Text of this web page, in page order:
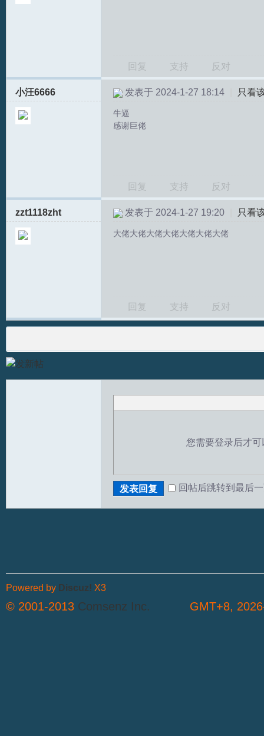
回复 支持 反对
小汪6666 发表于 2024-1-27 18:14 只看
牛逼
感谢巨佬
回复 支持 反对
zzt1118zht 发表于 2024-1-27 19:20 只看
大佬大佬大佬大佬大佬大佬大佬
回复 支持 反对
您需要登录后才
发表回复 回帖后跳转到最后
GMT+8,
Powered by Discuz! X3
© 2001-2013 Comsenz Inc.